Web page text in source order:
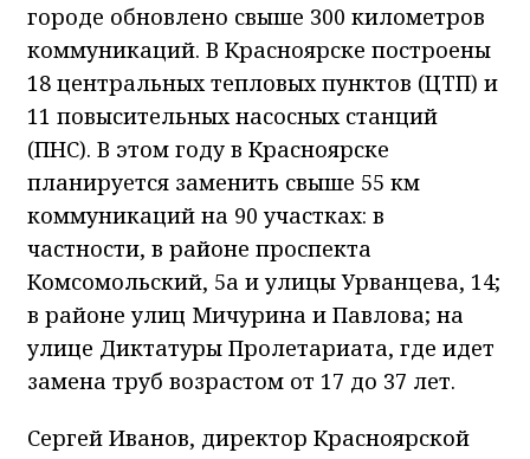
городе обновлено свыше 300 километров
коммуникаций. В Красноярске построены
18 центральных тепловых пунктов (ЦТП) и
11 повысительных насосных станций
(ПНС). В этом году в Красноярске
планируется заменить свыше 55 км
коммуникаций на 90 участках: в
частности, в районе проспекта
Комсомольский, 5а и улицы Урванцева, 14;
в районе улиц Мичурина и Павлова; на
улице Диктатуры Пролетариата, где идет
замена труб возрастом от 17 до 37 лет.
Сергей Иванов, директор Красноярской